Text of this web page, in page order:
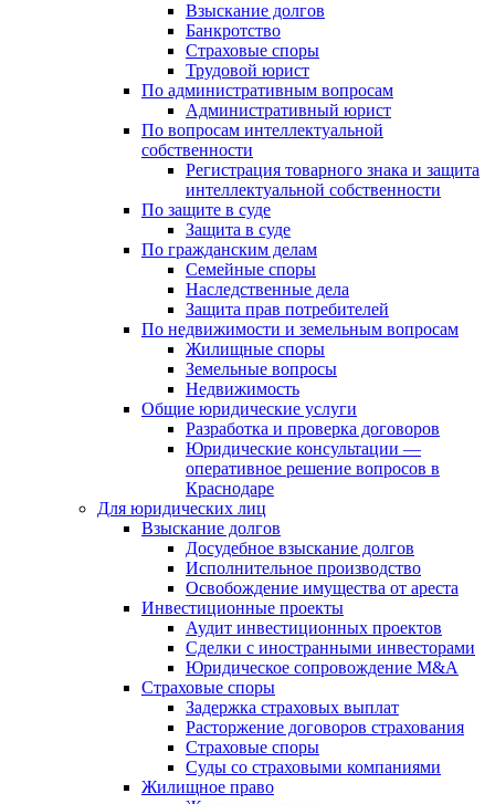
Взыскание долгов
Банкротство
Страховые споры
Трудовой юрист
По административным вопросам
Административный юрист
По вопросам интеллектуальной
собственности
Регистрация товарного знака и защита
интеллектуальной собственности
По защите в суде
Защита в суде
По гражданским делам
Семейные споры
Наследственные дела
Защита прав потребителей
По недвижимости и земельным вопросам
Жилищные споры
Земельные вопросы
Недвижимость
Общие юридические услуги
Разработка и проверка договоров
Юридические консультации —
оперативное решение вопросов в
Краснодаре
Для юридических лиц
Взыскание долгов
Досудебное взыскание долгов
Исполнительное производство
Освобождение имущества от ареста
Инвестиционные проекты
Аудит инвестиционных проектов
Сделки с иностранными инвесторами
Юридическое сопровождение M&A
Страховые споры
Задержка страховых выплат
Расторжение договоров страхования
Страховые споры
Суды со страховыми компаниями
Жилищное право